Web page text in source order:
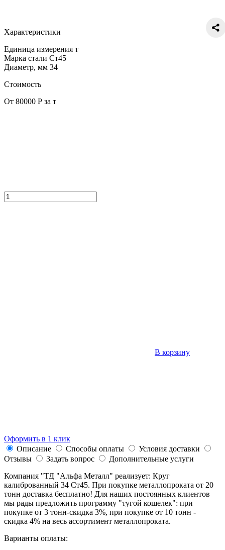
Характеристики
Единица измерения т
Марка стали Ст45
Диаметр, мм 34
Стоимость
От 80000 Р за т
В корзину
Оформить в 1 клик
Описание
Способы оплаты
Условия доставки
Отзывы
Задать вопрос
Дополнительные услуги
Компания "ТД "Альфа Металл" реализует: Круг
калиброванный 34 Ст45. При покупке металлопроката от 20
тонн доставка бесплатно! Для наших постоянных клиентов
мы рады предложить программу "тугой кошелек": при
покупке от 3 тонн-скидка 3%, при покупке от 10 тонн -
скидка 4% на весь ассортимент металлопроката.
Варианты оплаты: